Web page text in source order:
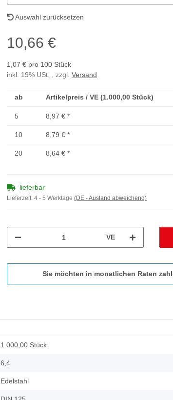
Auswahl zurücksetzen
10,66 €
1,07 € pro 100 Stück
inkl. 19% USt. , zzgl. Versand
ab Artikelpreis / VE (1.000,00 Stück)
5 8,97 € *
10 8,79 € *
20 8,64 € *
lieferbar
Lieferzeit: 4 - 5 Werktage (DE - Ausland abweichend)
VE
Sie möchten in monatlichen Raten
1.000,00 Stück
6,4
Edelstahl